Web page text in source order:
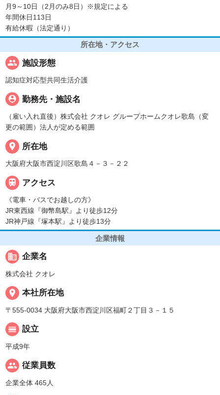
月9～10日（2月のみ8日）※規定による
年間休日113日
有給休暇（法定通り）
所在地・アクセス
people 施設形態
認知症対応型共同生活介護
person_pin 勤務先・施設名
（雇い入れ直後）株式会社 クオレ グループホームクオレ歌島（変
更の範囲）法人が定める範囲
place 所在地
大阪府大阪市西淀川区歌島４－３－２２
 アクセス
《電車・バスでお越しの方》
JR東西線『御幣島駅』より徒歩12分
JR神戸線『塚本駅』より徒歩13分
企業情報
business 企業名
株式会社 クオレ
place 本社所在地
〒555-0034 大阪府大阪市西淀川区福町２丁目３－１５
calendar_view_day 設立
平成9年
people 従業員数
企業全体 465人